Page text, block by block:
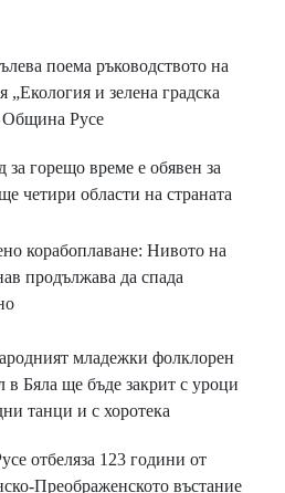
поема ръководството на
„Екология и зелена градска
Община Русе
за горещо време е обявен за
четири области на страната
корабоплаване: Нивото на
продължава да спада
младежки фолклорен
в Бяла ще бъде закрит с уроци
танци и с хоротека
отбеляза 123 години от
Преображенското въстание